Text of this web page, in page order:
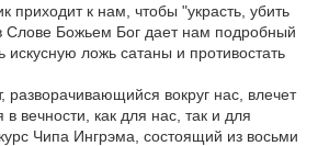
приходит к нам, чтобы "украсть, убить
Слове Божьем Бог дает нам подробный
искусную ложь сатаны и противостать
разворачивающийся вокруг нас, влечет
в вечности, как для нас, так и для
Чипа Ингрэма, состоящий из восьми